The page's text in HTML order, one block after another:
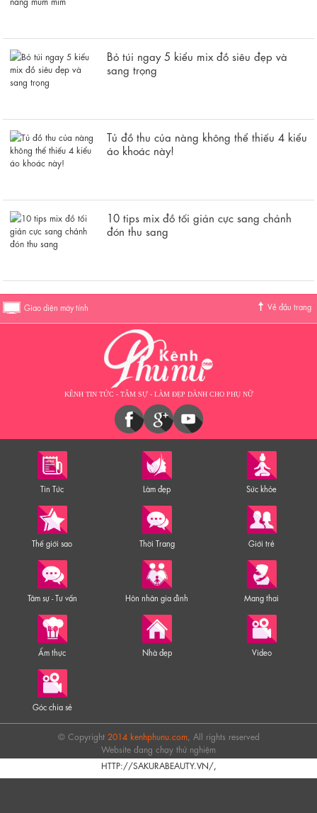
Bỏ túi ngay 5 kiểu mix đồ siêu đẹp và
sang trọng
Tủ đồ thu của nàng không thể thiếu 4 kiểu
áo khoác này!
10 tips mix đồ tối giản cực sang chảnh
đón thu sang
Giao diện máy tính Về đầu trang
KÊNH TIN TỨC - TÂM SỰ - LÀM ĐẸP DÀNH CHO PHỤ NỮ
Tin Tức Làm đẹp Sức khỏe
Thế giới sao Thời Trang Giới trẻ
Tâm sự - Tư vấn Hôn nhân gia đình Mang thai
Ẩm thực Nhà đẹp Video
Góc chia sẻ
© Copyright 2014 kenhphunu.com, All rights reserved
Website đang chạy thử nghiệm
HTTP://SAKURABEAUTY.VN/,